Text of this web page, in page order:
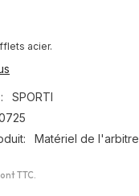
acier.
SPORTI
Matériel de l'arbitre
TTC.